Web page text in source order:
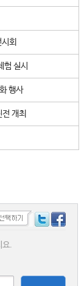
회
험 실시
행사
개최
요.